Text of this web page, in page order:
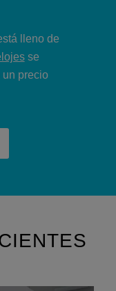
lleno de
se
precio